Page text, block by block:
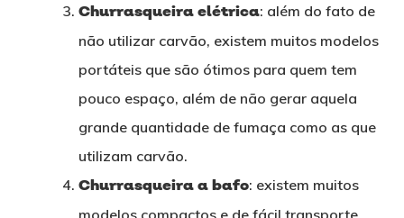
Churrasqueira elétrica: além do fato de
não utilizar carvão, existem muitos modelos
portáteis que são ótimos para quem tem
pouco espaço, além de não gerar aquela
grande quantidade de fumaça como as que
utilizam carvão.
Churrasqueira a bafo: existem muitos
modelos compactos e de fácil transporte,